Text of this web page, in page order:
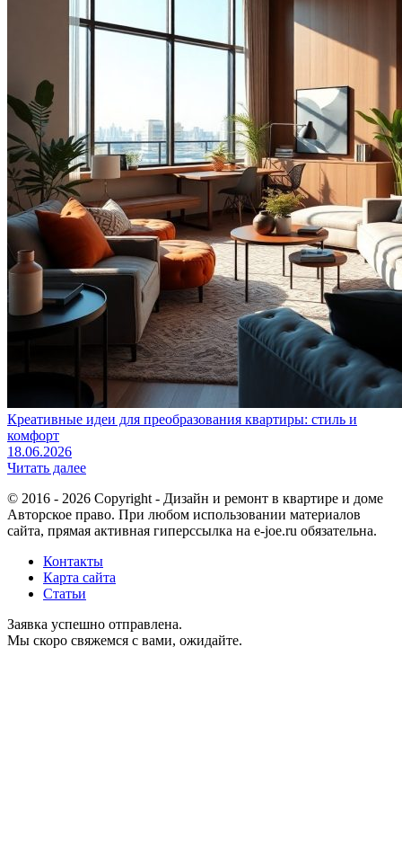
Креативные идеи для преобразования квартиры: стиль и
комфорт
18.06.2026
Читать далее
© 2016 - 2026 Copyright - Дизайн и ремонт в квартире и доме
Авторское право. При любом использовании материалов
сайта, прямая активная гиперссылка на e-joe.ru обязательна.
Контакты
Карта сайта
Статьи
Заявка успешно отправлена.
Мы скоро свяжемся с вами, ожидайте.